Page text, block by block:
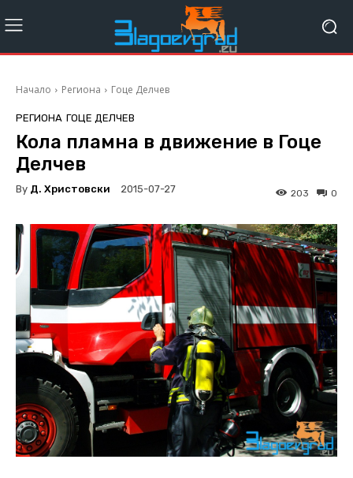
Начало Региона Гоце Делчев
РЕГИОНА ГОЦЕ ДЕЛЧЕВ
Кола пламна в движение в Гоце
Делчев
By Д. Христовски 2015-07-27 0
203